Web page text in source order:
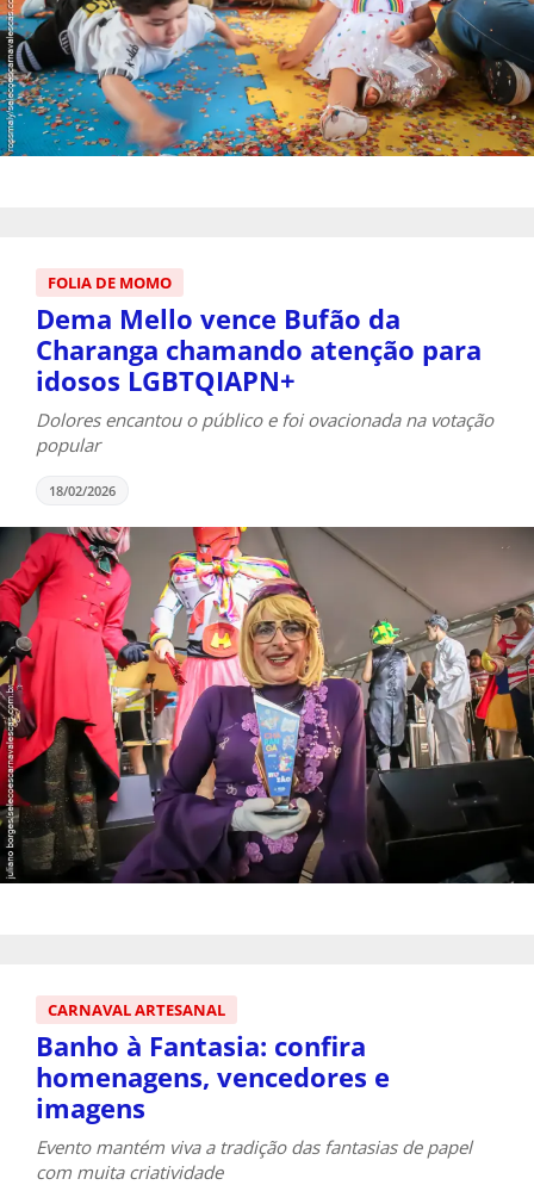
FOLIA DE MOMO
Dema Mello vence Bufão da
Charanga chamando atenção para
idosos LGBTQIAPN+
Dolores encantou o público e foi ovacionada na votação
popular
18/02/2026
CARNAVAL ARTESANAL
Banho à Fantasia: confira
homenagens, vencedores e
imagens
Evento mantém viva a tradição das fantasias de papel
com muita criatividade